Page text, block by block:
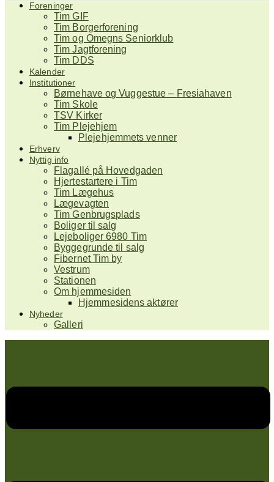
Foreninger
Tim GIF
Tim Borgerforening
Tim og Omegns Seniorklub
Tim Jagtforening
Tim DDS
Kalender
Institutioner
Børnehave og Vuggestue – Fresiahaven
Tim Skole
TSV Kirker
Tim Plejehjem
Plejehjemmets venner
Erhverv
Nyttig info
Flagallé på Hovedgaden
Hjertestartere i Tim
Tim Lægehus
Lægevagten
Tim Genbrugsplads
Boliger til salg
Lejeboliger 6980 Tim
Byggegrunde til salg
Fibernet Tim by
Vestrum
Stationen
Om hjemmesiden
Hjemmesidens aktører
Nyheder
Galleri